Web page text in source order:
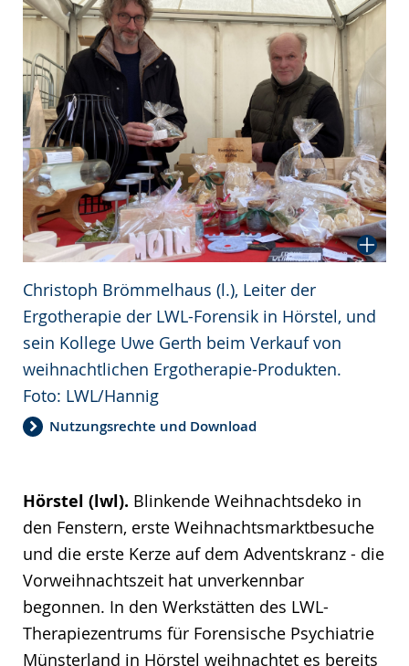
Christoph Brömmelhaus (l.), Leiter der
Ergotherapie der LWL-Forensik in Hörstel, und
sein Kollege Uwe Gerth beim Verkauf von
weihnachtlichen Ergotherapie-Produkten.
Foto: LWL/Hannig
Nutzungsrechte und Download
Hörstel (lwl). Blinkende Weihnachtsdeko in
den Fenstern, erste Weihnachtsmarktbesuche
und die erste Kerze auf dem Adventskranz - die
Vorweihnachtszeit hat unverkennbar
begonnen. In den Werkstätten des LWL-
Therapiezentrums für Forensische Psychiatrie
Münsterland in Hörstel weihnachtet es bereits